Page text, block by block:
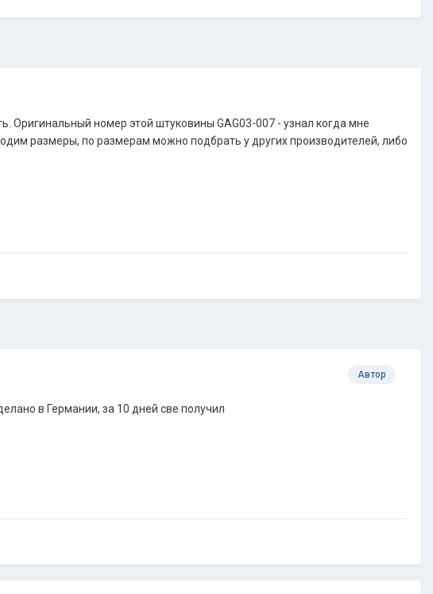
Оригинальный номер этой штуковины GAG03-007 - узнал когда мне
размеры, по размерам можно подбрать у других производителей, либо
Автор
в Германии, за 10 дней све получил